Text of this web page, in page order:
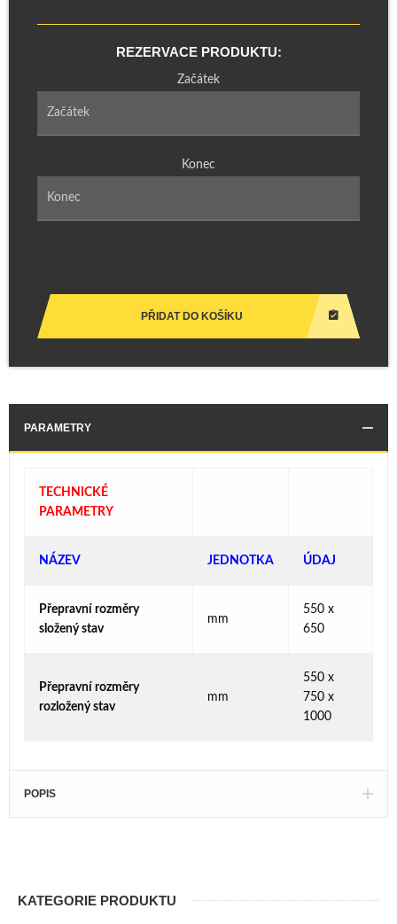
REZERVACE PRODUKTU:
Začátek
Konec
PŘIDAT DO KOŠÍKU
PARAMETRY
TECHNICKÉ
PARAMETRY
NÁZEV JEDNOTKA ÚDAJ
Přepravní rozměry
složený stav
mm
550 x
650
Přepravní rozměry
rozložený stav
mm
550 x
750 x
1000
POPIS
KATEGORIE PRODUKTU